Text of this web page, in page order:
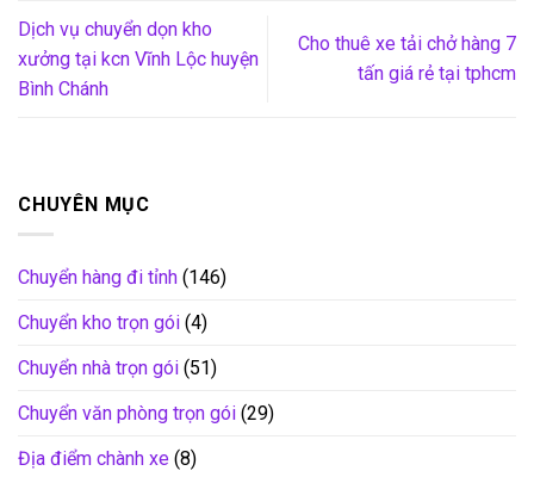
Dịch vụ chuyển dọn kho
xưởng tại kcn Vĩnh Lộc huyện
Bình Chánh
Cho thuê xe tải chở hàng 7
tấn giá rẻ tại tphcm
CHUYÊN MỤC
Chuyển hàng đi tỉnh (146)
Chuyển kho trọn gói (4)
Chuyển nhà trọn gói (51)
Chuyển văn phòng trọn gói (29)
Địa điểm chành xe (8)